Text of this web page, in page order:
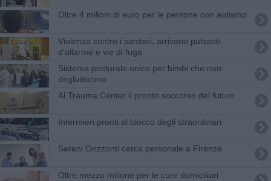
Oltre 4 milioni di euro per le persone con autismo
Violenza contro i sanitari, arrivano pulsanti
d'allarme e vie di fuga
Sistema posturale unico per bimbi che non
deglutiscono
Al Trauma Center il pronto soccorso del futuro
Infermieri pronti al blocco degli straordinari
Sereni Orizzonti cerca personale a Firenze
Oltre mezzo milione per le cure domiciliari